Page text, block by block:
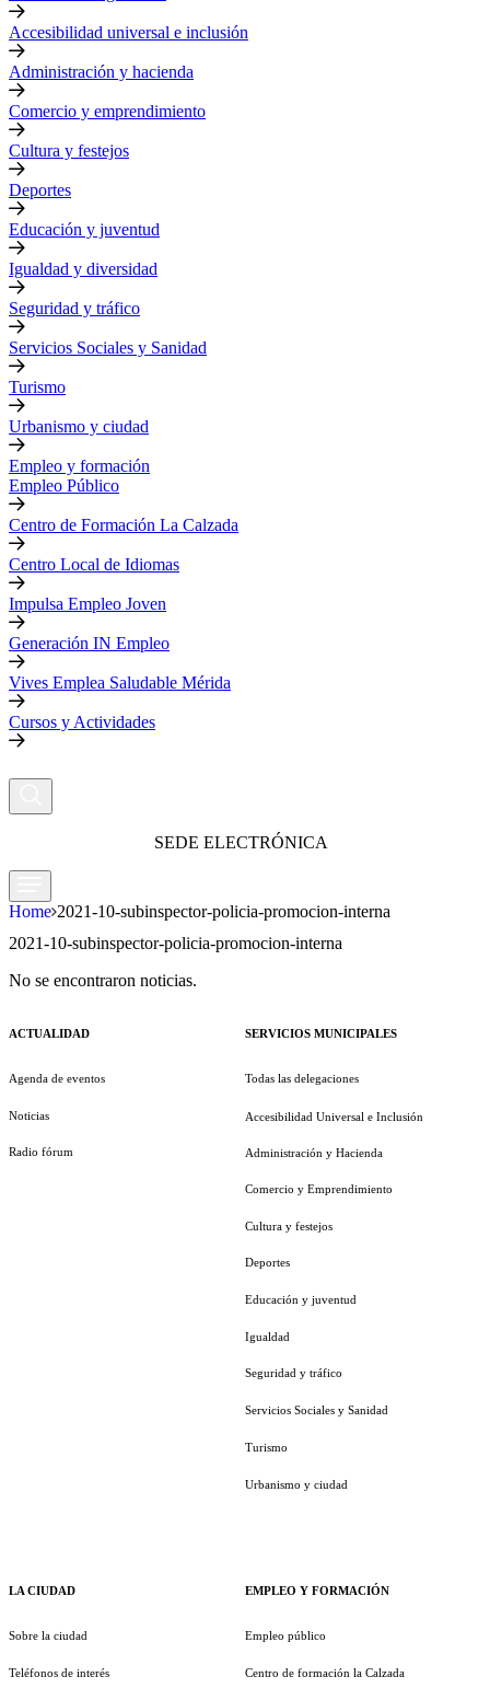
Accesibilidad universal e inclusión
Administración y hacienda
Comercio y emprendimiento
Cultura y festejos
Deportes
Educación y juventud
Igualdad y diversidad
Seguridad y tráfico
Servicios Sociales y Sanidad
Turismo
Urbanismo y ciudad
Empleo y formación
Empleo Público
Centro de Formación La Calzada
Centro Local de Idiomas
Impulsa Empleo Joven
Generación IN Empleo
Vives Emplea Saludable Mérida
Cursos y Actividades
SEDE ELECTRÓNICA
Home 2021-10-subinspector-policia-promocion-interna
2021-10-subinspector-policia-promocion-interna
No se encontraron noticias.
ACTUALIDAD
Agenda de eventos
Noticias
Radio fórum
LA CIUDAD
Sobre la ciudad
Teléfonos de interés
SERVICIOS MUNICIPALES
Todas las delegaciones
Accesibilidad Universal e Inclusión
Administración y Hacienda
Comercio y Emprendimiento
Cultura y festejos
Deportes
Educación y juventud
Igualdad
Seguridad y tráfico
Servicios Sociales y Sanidad
Turismo
Urbanismo y ciudad
EMPLEO Y FORMACIÓN
Empleo público
Centro de formación la Calzada